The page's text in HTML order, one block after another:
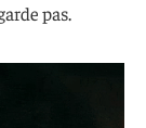
pas.